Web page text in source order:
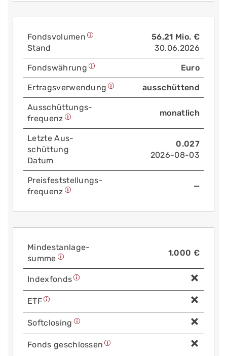
Fonds­volumen
Stand
56,21 Mio. €
30.06.2026
Fonds­währung Euro
Ertrags­verwendung ausschüttend
Aus­schüttungs­
frequenz
monatlich
Letzte Aus­
schüttung
Datum
0.027
2026-08-03
Preis­fest­stellungs­
frequenz
—
Mindest­anlage­
summe
1.000 €
Index­fonds
ETF
Soft­closing
Fonds geschlossen